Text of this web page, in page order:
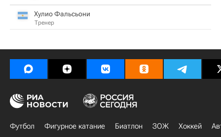
Хулио Фальсьони
Тренер
Футбол Фигурное катание Биатлон ЗОЖ Хоккей